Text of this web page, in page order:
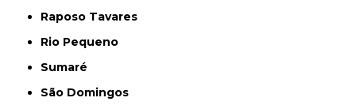
Raposo Tavares
Rio Pequeno
Sumaré
São Domingos